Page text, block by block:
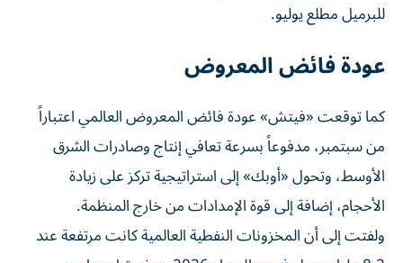
للبرميل مطلع يوليو.
عودة فائض المعروض
كما توقعت «فيتش» عودة فائض المعروض العالمي اعتباراً
من سبتمبر، مدفوعاً بسرعة تعافي إنتاج وصادرات الشرق
الأوسط، وتحول «أوبك» إلى استراتيجية تركز على زيادة
الأحجام، إضافة إلى قوة الإمدادات من خارج المنظمة.
ولفتت إلى أن المخزونات النفطية العالمية كانت مرتفعة عند